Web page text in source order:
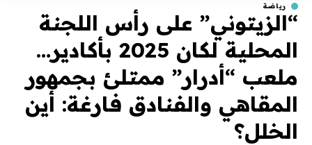
رياضة
“الزيتوني” على رأس اللجنة
المحلية لكان 2025 بأكادير…
ملعب “أدرار” ممتلئ بجمهور
المقاهي والفنادق فارغة: أين
الخلل؟